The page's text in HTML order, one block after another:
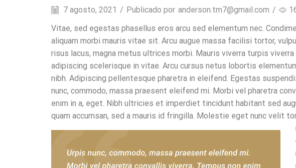
7 agosto, 2021 / Publicado por anderson.tm7@gmail.com /
Vitae, sed egestas phasellus eros arcu sed elementum nec.
aliquam morbi mauris vitae sit. Arcu augue massa facilisi tortor,
risus lacus, magna metus ultrices morbi. Mauris viverra turpis
adipiscing scelerisque in vitae. Arcu cursus netus lobortis
nibh. Adipiscing pellentesque pharetra in eleifend. Egestas
nunc, commodo, massa praesent eleifend mi. Morbi vel pharetra
enim in a, eget. Nibh ultricies et imperdiet tincidunt habitant sed
quam accumsan, sed a mauris id fringilla. Molestie eget nunc velit